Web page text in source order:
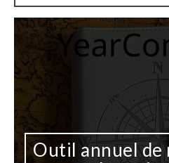
Outil annuel